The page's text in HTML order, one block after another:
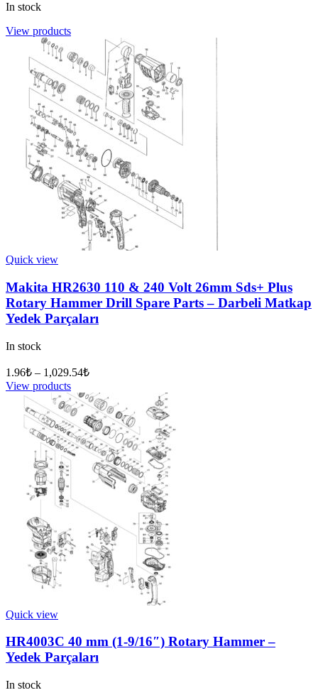
In stock
View products
Quick view
Makita HR2630 110 & 240 Volt 26mm Sds+ Plus
Rotary Hammer Drill Spare Parts – Darbeli Matkap
Yedek Parçaları
In stock
1.96₺ – 1,029.54₺
View products
Quick view
HR4003C 40 mm (1-9/16″) Rotary Hammer –
Yedek Parçaları
In stock